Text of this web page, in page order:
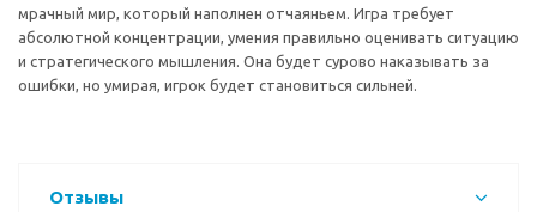
мрачный мир, который наполнен отчаяньем. Игра требует
абсолютной концентрации, умения правильно оценивать ситуацию
и стратегического мышления. Она будет сурово наказывать за
ошибки, но умирая, игрок будет становиться сильней.
Отзывы